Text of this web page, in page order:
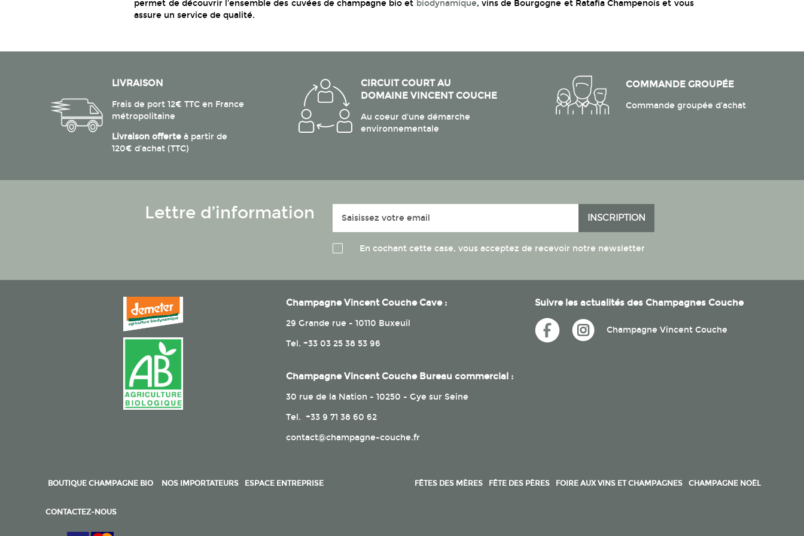
permet de découvrir l'ensemble des cuvées de champagne bio et biodynamique, vins de Bourgogne et Ratafia Champenois et vous
assure un service de qualité.
LIVRAISON
Frais de port 12€ TTC en France
métropolitaine
Livraison offerteà partir de
120€ d'achat (TTC)
CIRCUIT COURT AU
DOMAINE VINCENT COUCHE
Au coeur d'une démarche
environnementale
COMMANDE GROUPÉE
Commande groupée d'achat
Lettre d’information
notre
lettre
d’information
INSCRIPTION
En cochant cette case, vous acceptez de recevoir notre newsletter
Champagne Vincent Couche Cave :
29 Grande rue - 10110 Buxeuil
Tel. +33 03 25 38 53 96
Champagne Vincent Couche Bureau commercial :
30 rue de la Nation - 10250 - Gye sur Seine
Tel. +33 9 71 38 60 62
contact@champagne-couche.fr
Suivre les actualités des Champagnes Couche
Champagne Vincent Couche
BOUTIQUE CHAMPAGNE BIO NOS IMPORTATEURS ESPACE ENTREPRISE
CONTACTEZ-NOUS
FÊTES DES MÈRES FÊTE DES PÈRES FOIRE AUX VINS ET CHAMPAGNES CHAMPAGNE NOËL